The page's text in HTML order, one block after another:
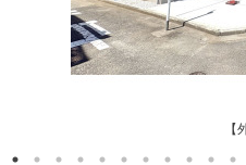
【